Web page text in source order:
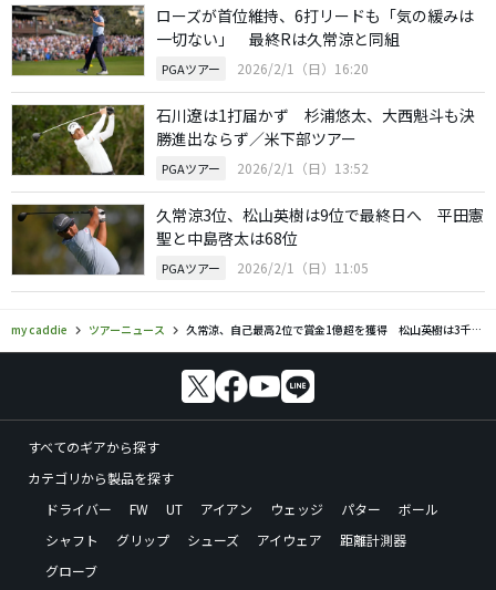
ローズが首位維持、6打リードも「気の緩みは
一切ない」 最終Rは久常涼と同組
PGAツアー 2026/2/1（日）16:20
石川遼は1打届かず 杉浦悠太、大西魁斗も決
勝進出ならず／米下部ツアー
PGAツアー 2026/2/1（日）13:52
久常涼3位、松山英樹は9位で最終日へ 平田憲
聖と中島啓太は68位
PGAツアー 2026/2/1（日）11:05
my caddie ツアーニュース 久常涼、自己最高2位で賞金1億超を獲得 松山英樹は3千万円
すべてのギアから探す
カテゴリから製品を探す
ドライバー
FW UT アイアン ウェッジ パター
ボール
シャフト
グリップ シューズ アイウェア
距離計測器
グローブ